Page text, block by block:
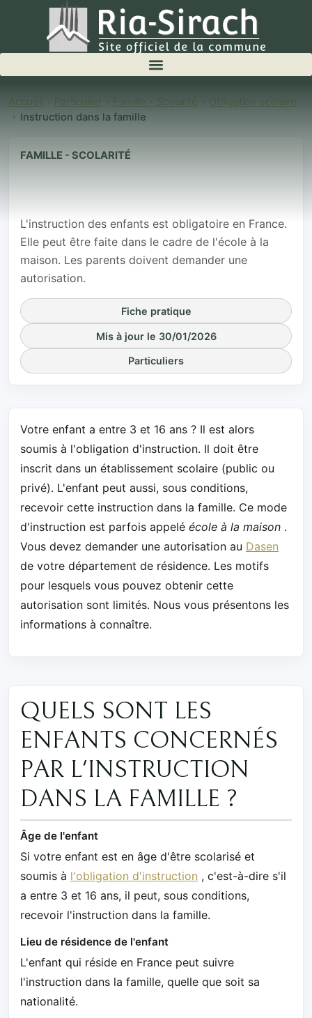
Accueil Particulier Famille - Scolarité
Obligation scolaire
Instruction dans la famille
FAMILLE - SCOLARITÉ
Instruction
dans la famille
L'instruction des enfants est obligatoire en France.
Elle peut être faite dans le cadre de l'école à la
maison. Les parents doivent demander une
autorisation.
Fiche pratique
Mis à jour le 30/01/2026
Particuliers
Votre enfant a entre 3 et 16 ans ? Il est alors
soumis à l'obligation d'instruction. Il doit être
inscrit dans un établissement scolaire (public ou
privé). L'enfant peut aussi, sous conditions,
recevoir cette instruction dans la famille. Ce mode
d'instruction est parfois appelé école à la maison .
Vous devez demander une autorisation au Dasen
de votre département de résidence. Les motifs
pour lesquels vous pouvez obtenir cette
autorisation sont limités. Nous vous présentons les
informations à connaître.
QUELS SONT LES
ENFANTS CONCERNÉS
PAR L'INSTRUCTION
DANS LA FAMILLE ?
Âge de l'enfant
Si votre enfant est en âge d'être scolarisé et
soumis à l'obligation d'instruction , c'est-à-dire s'il
a entre 3 et 16 ans, il peut, sous conditions,
recevoir l'instruction dans la famille.
Lieu de résidence de l'enfant
L'enfant qui réside en France peut suivre
l'instruction dans la famille, quelle que soit sa
nationalité.